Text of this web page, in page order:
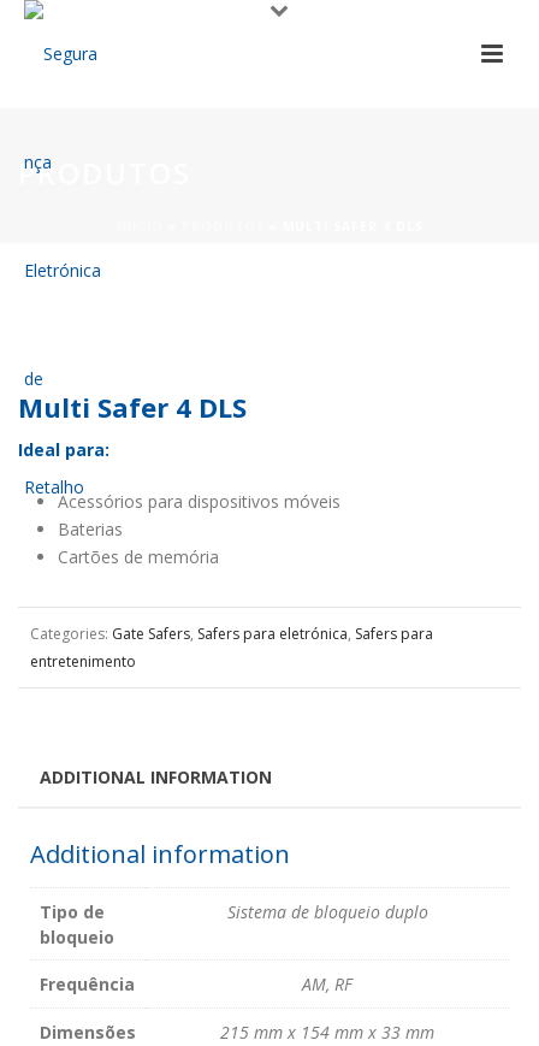
PRODUTOS
Multi Safer 4 DLS
Ideal para:
Acessórios para dispositivos móveis
Baterias
Cartões de memória
Categories: Gate Safers, Safers para eletrónica, Safers para
entretenimento
ADDITIONAL INFORMATION
Additional information
Tipo de
bloqueio
Sistema de bloqueio duplo
Frequência AM, RF
Dimensões
215 mm x 154 mm x 33 mm